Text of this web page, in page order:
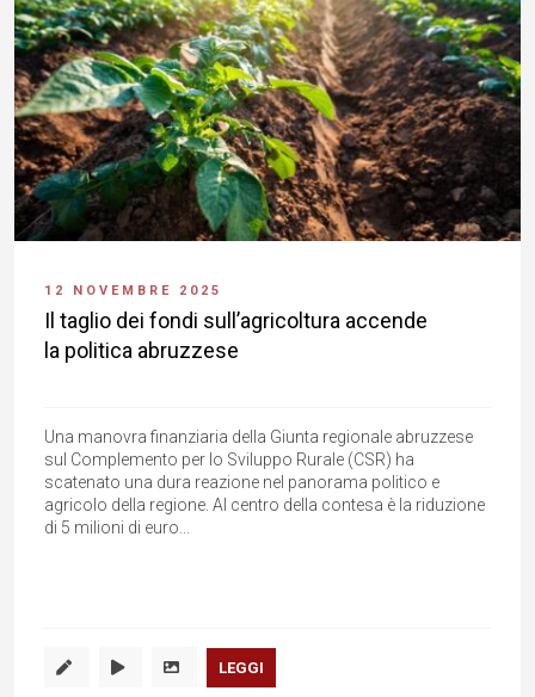
12 NOVEMBRE 2025
Il taglio dei fondi sull’agricoltura accende
la politica abruzzese
Una manovra finanziaria della Giunta regionale abruzzese
sul Complemento per lo Sviluppo Rurale (CSR) ha
scatenato una dura reazione nel panorama politico e
agricolo della regione. Al centro della contesa è la riduzione
di 5 milioni di euro...
LEGGI